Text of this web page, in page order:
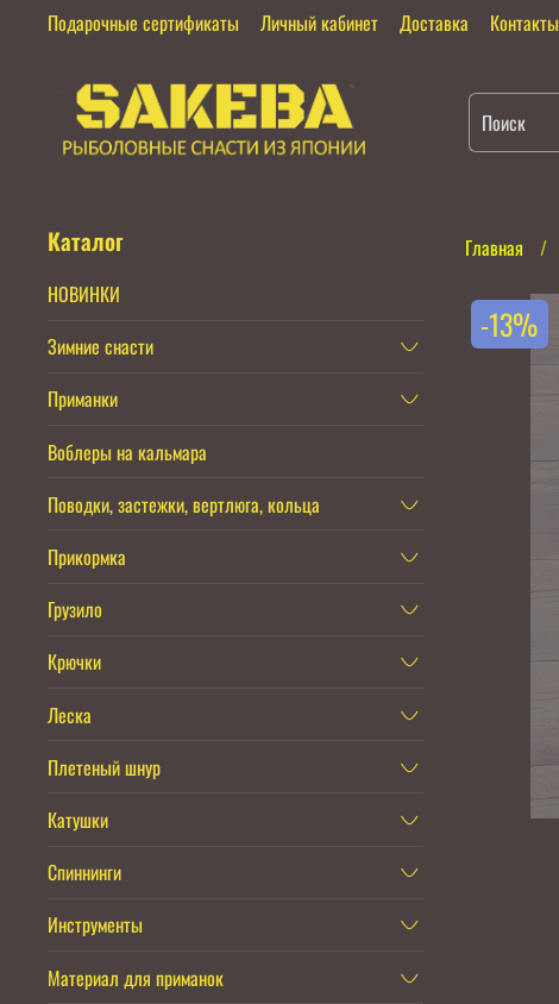
Подарочные сертификаты Личный кабинет Доставка Контакты
Главная
-13%
Каталог
НОВИНКИ
Зимние снасти
Приманки
Воблеры на кальмара
Поводки, застежки, вертлюга, кольца
Прикормка
Грузило
Крючки
Леска
Плетеный шнур
Катушки
Спиннинги
Инструменты
Материал для приманок